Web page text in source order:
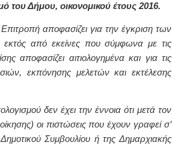
Δήμου, οικονομικού έτους 2016.
αποφασίζει για την έγκριση των
από εκείνες που σύμφωνα με τις
αποφασίζει αιτιολογημένα και για τις
εκπόνησης μελετών και εκτέλεσης
δεν έχει την έννοια ότι μετά τον
οι πιστώσεις που έχουν γραφεί σ’
Συμβουλίου ή της Δημαρχιακής